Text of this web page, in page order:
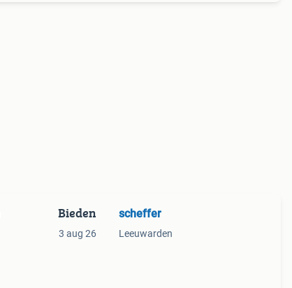
Bieden
3 aug 26
scheffer
Leeuwarden